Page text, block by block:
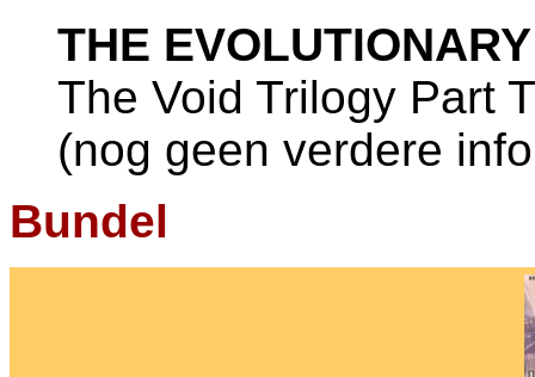
THE
The Void Trilogy Part
(nog geen verdere
Bundel